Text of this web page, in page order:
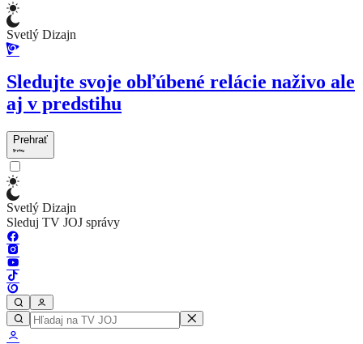
Svetlý Dizajn
Sledujte svoje obľúbené relácie naživo ale
aj v predstihu
Prehrať
Svetlý Dizajn
Sleduj TV JOJ správy